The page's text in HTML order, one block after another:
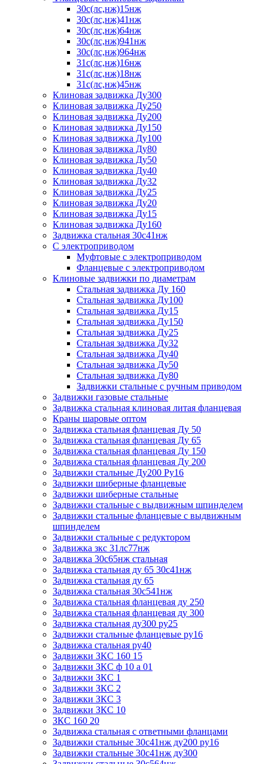
30с(лс,нж)15нж
30с(лс,нж)41нж
30с(лс,нж)64нж
30с(лс,нж)941нж
30с(лс,нж)964нж
31с(лс,нж)16нж
31с(лс,нж)18нж
31с(лс,нж)45нж
Клиновая задвижка Ду300
Клиновая задвижка Ду250
Клиновая задвижка Ду200
Клиновая задвижка Ду150
Клиновая задвижка Ду100
Клиновая задвижка Ду80
Клиновая задвижка Ду50
Клиновая задвижка Ду40
Клиновая задвижка Ду32
Клиновая задвижка Ду25
Клиновая задвижка Ду20
Клиновая задвижка Ду15
Клиновая задвижка Ду160
Задвижка стальная 30с41нж
С электроприводом
Муфтовые с электроприводом
Фланцевые с электроприводом
Клиновые задвижки по диаметрам
Стальная задвижка Ду 160
Стальная задвижка Ду100
Стальная задвижка Ду15
Стальная задвижка Ду150
Стальная задвижка Ду25
Стальная задвижка Ду32
Стальная задвижка Ду40
Стальная задвижка Ду50
Стальная задвижка Ду80
Задвижки стальные с ручным приводом
Задвижки газовые стальные
Задвижка стальная клиновая литая фланцевая
Краны шаровые оптом
Задвижка стальная фланцевая Ду 50
Задвижка стальная фланцевая Ду 65
Задвижка стальная фланцевая Ду 150
Задвижка стальная фланцевая Ду 200
Задвижки стальные Ду200 Ру16
Задвижки шиберные фланцевые
Задвижки шиберные стальные
Задвижки стальные с выдвижным шпинделем
Задвижки стальные фланцевые с выдвижным
шпинделем
Задвижки стальные с редуктором
Задвижка зкс 31лс77нж
Задвижка 30с65нж стальная
Задвижка стальная ду 65 30с41нж
Задвижка стальная ду 65
Задвижка стальная 30с541нж
Задвижка стальная фланцевая ду 250
Задвижка стальная фланцевая ду 300
Задвижка стальная ду300 ру25
Задвижки стальные фланцевые ру16
Задвижка стальная ру40
Задвижки ЗКС 160 15
Задвижки ЗКС ф 10 а 01
Задвижки ЗКС 1
Задвижки ЗКС 2
Задвижки ЗКС 3
Задвижки ЗКС 10
ЗКС 160 20
Задвижка стальная с ответными фланцами
Задвижки стальные 30с41нж ду200 ру16
Задвижки стальные 30с41нж ду300